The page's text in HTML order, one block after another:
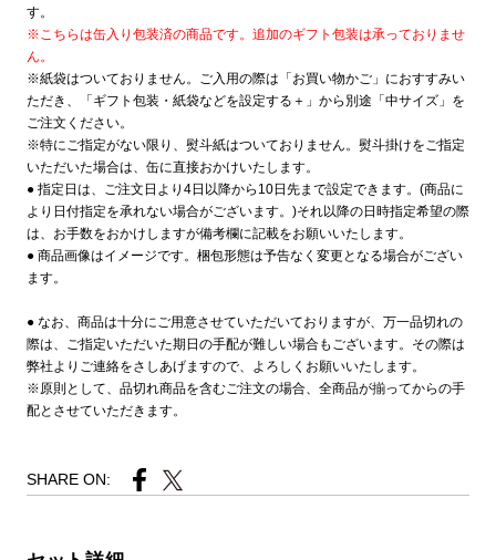
す。
※こちらは缶入り包装済の商品です。追加のギフト包装は承っておりませ
ん。
※紙袋はついておりません。ご入用の際は「お買い物かご」におすすみい
ただき、「ギフト包装・紙袋などを設定する＋」から別途「中サイズ」を
ご注文ください。
※特にご指定がない限り、熨斗紙はついておりません。熨斗掛けをご指定
いただいた場合は、缶に直接おかけいたします。
● 指定日は、ご注文日より4日以降から10日先まで設定できます。(商品に
より日付指定を承れない場合がございます。)それ以降の日時指定希望の際
は、お手数をおかけしますが備考欄に記載をお願いいたします。
● 商品画像はイメージです。梱包形態は予告なく変更となる場合がござい
ます。
● なお、商品は十分にご用意させていただいておりますが、万一品切れの
際は、ご指定いただいた期日の手配が難しい場合もございます。その際は
弊社よりご連絡をさしあげますので、よろしくお願いいたします。
※原則として、品切れ商品を含むご注文の場合、全商品が揃ってからの手
配とさせていただきます。
SHARE ON: